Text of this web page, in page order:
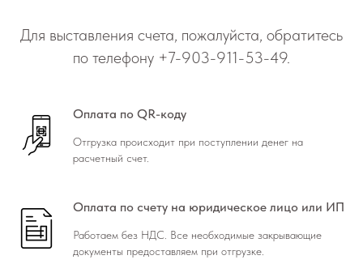
Для выставления счета, пожалуйста, обратитесь
по телефону +7-903-911-53-49.
Оплата по QR-коду
Отгрузка происходит при поступлении денег на
расчетный счет.
Оплата по счету на юридическое лицо или ИП
Работаем без НДС. Все необходимые закрывающие
документы предоставляем при отгрузке.